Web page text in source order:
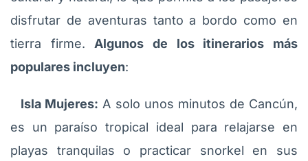
disfrutar de aventuras tanto a bordo como en
tierra firme.
Algunos de los itinerarios más
populares incluyen:
Isla Mujeres: A solo unos minutos de Cancún,
es un paraíso tropical ideal para relajarse en
playas tranquilas o practicar snorkel en sus